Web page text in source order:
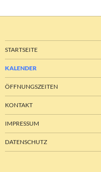
STARTSEITE
KALENDER
ÖFFNUNGSZEITEN
KONTAKT
IMPRESSUM
DATENSCHUTZ